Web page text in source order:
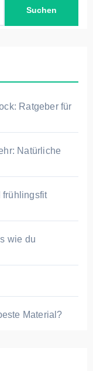
Ratgeber für
Natürliche
frühlingsfit
wie du
Material?